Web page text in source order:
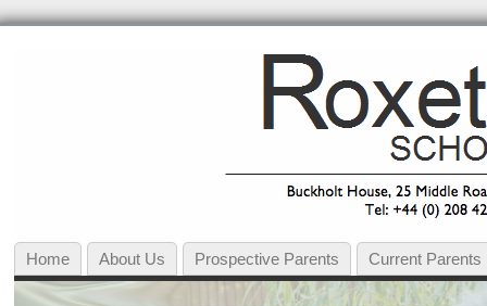
Home About Us Prospective Parents Current